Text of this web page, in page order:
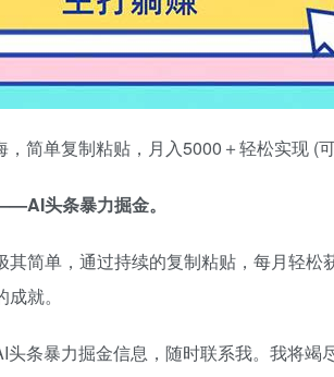
简单复制粘贴，月入5000＋轻松实现 (
头条暴力掘金。
简单，通过持续的复制粘贴，每月轻松
就。
条暴力掘金信息，随时联系我。我将竭